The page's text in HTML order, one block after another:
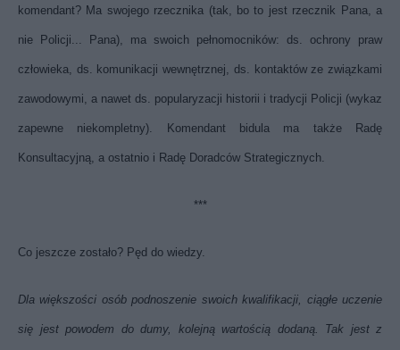
komendant? Ma swojego rzecznika (tak, bo to jest rzecznik Pana, a
nie Policji... Pana), ma swoich pełnomocników: ds. ochrony praw
człowieka, ds. komunikacji wewnętrznej, ds. kontaktów ze związkami
zawodowymi, a nawet ds. popularyzacji historii i tradycji Policji (wykaz
zapewne niekompletny). Komendant bidula ma także Radę
Konsultacyjną, a ostatnio i Radę Doradców Strategicznych.
***
Co jeszcze zostało? Pęd do wiedzy.
Dla większości osób podnoszenie swoich kwalifikacji, ciągłe uczenie
się jest powodem do dumy, kolejną wartością dodaną. Tak jest z